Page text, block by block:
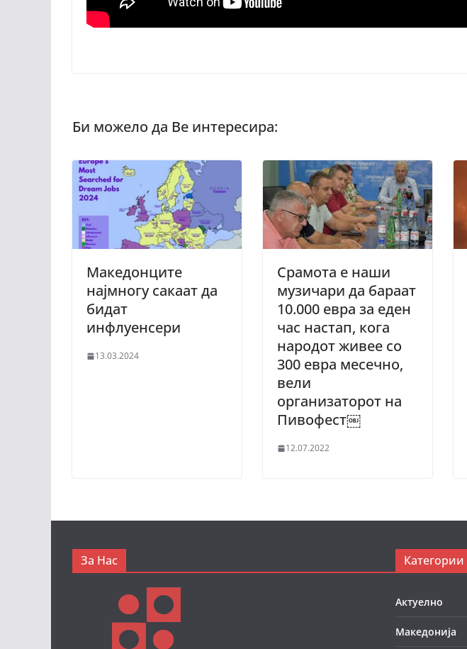
Македонците
најмногу сакаат да
бидат
инфлуенсери
13.03.2024
Срамота е наши
музичари да бараат
10.000 евра за еден
час настап, кога
народот живее со
300 евра месечно,
вели
организаторот на
Пивофест￼
12.07.2022
За Нас Категории
Актуелно
Македонија